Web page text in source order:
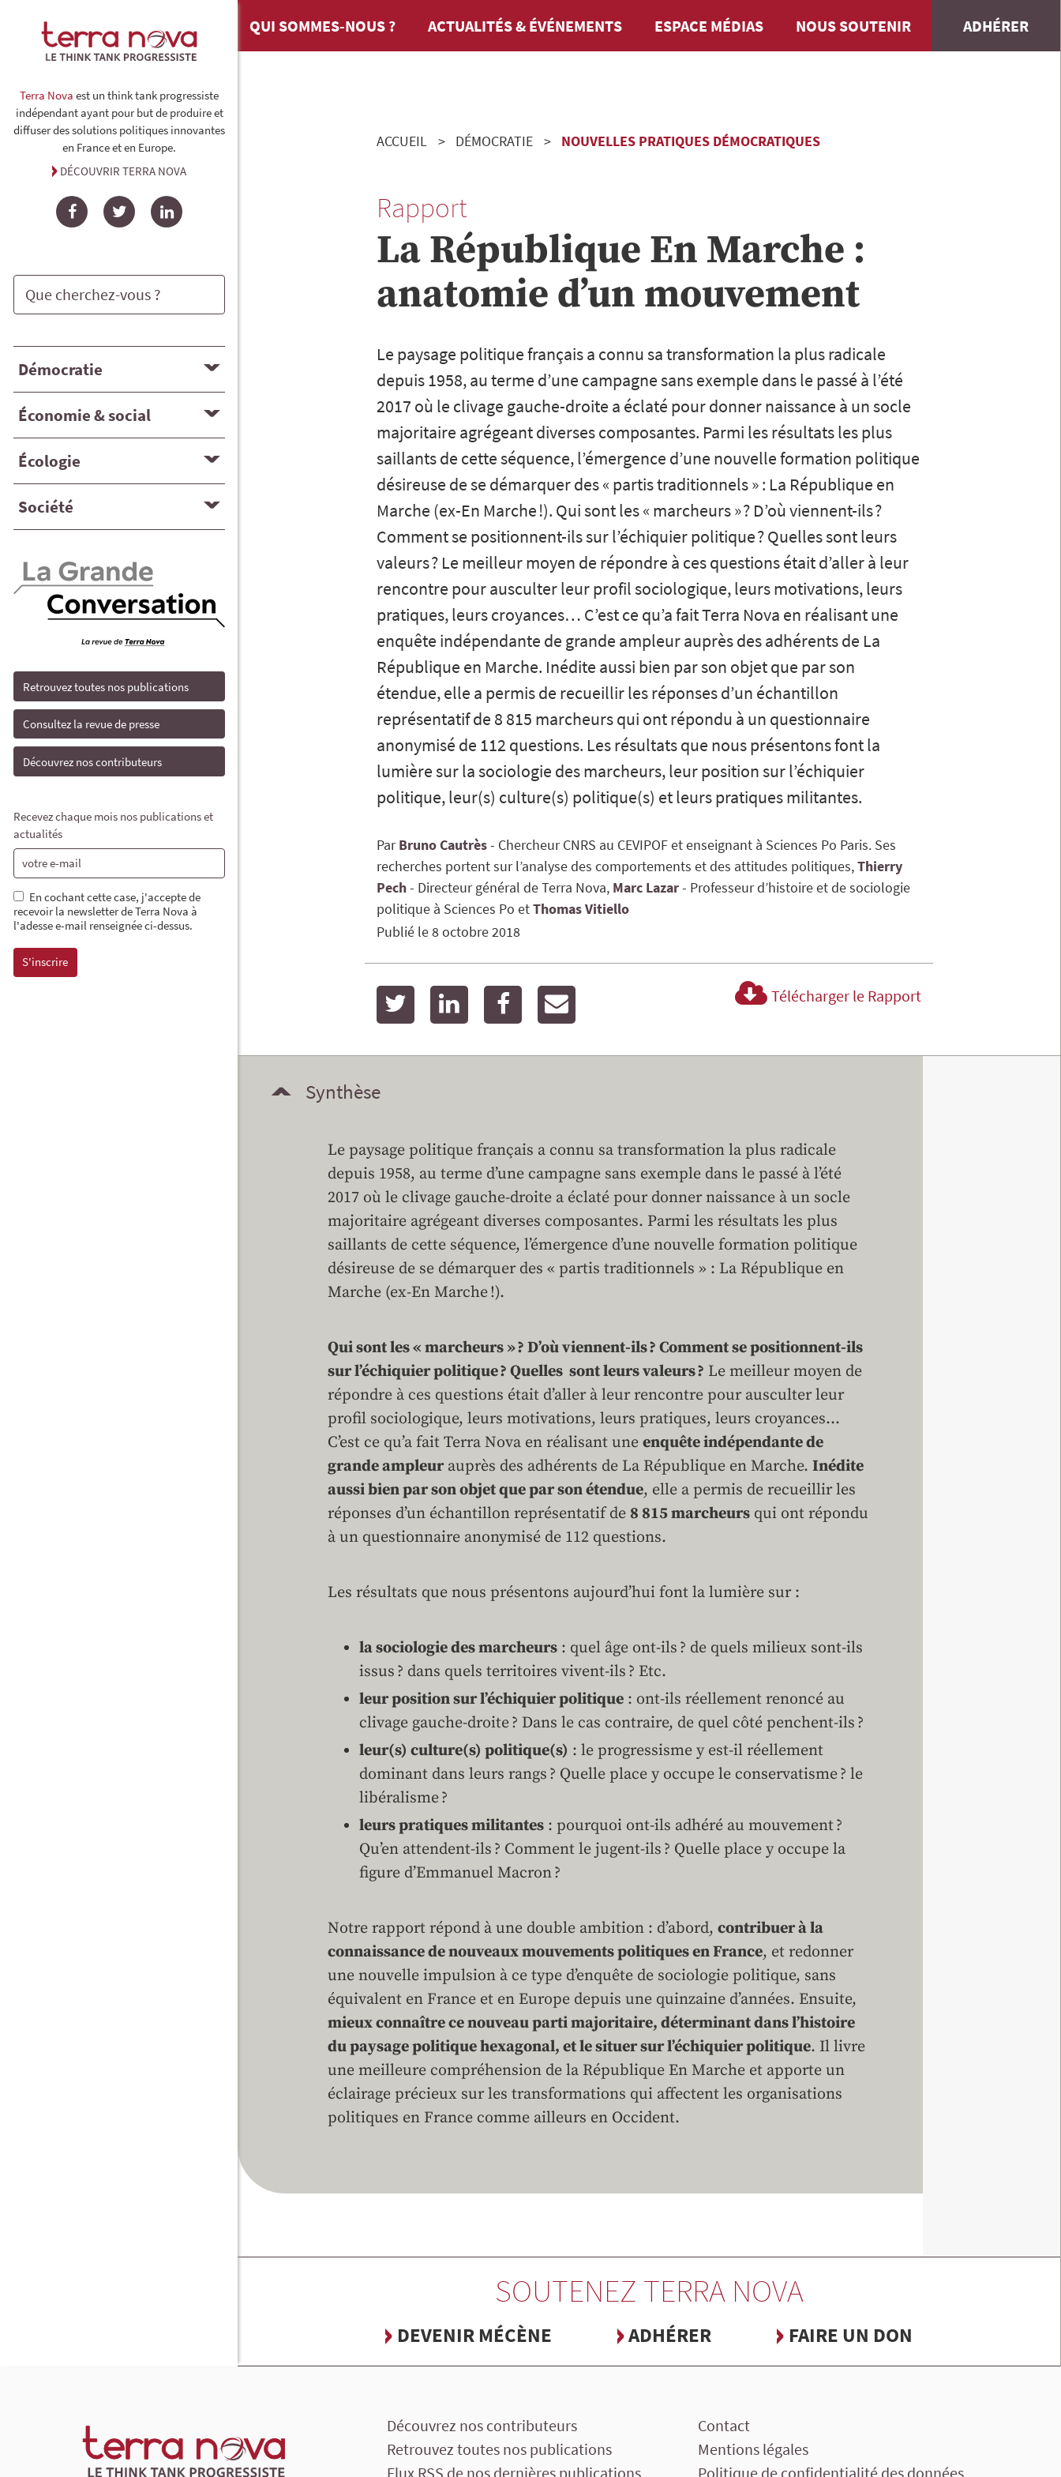
Terra Nova est un think tank progressiste
indépendant ayant pour but de produire et
diffuser des solutions politiques innovantes
en France et en Europe.
DÉCOUVRIR TERRA NOVA
FacebookTwitterLinkedIn
Démocratie
Économie & social
Écologie
Société
Retrouvez toutes nos publications
Consultez la revue de presse
Découvrez nos contributeurs
Recevez chaque mois nos publications et
actualités
En cochant cette case, j'accepte de
recevoir la newsletter de Terra Nova à
l'adesse e-mail renseignée ci-dessus.
QUI SOMMES-NOUS ? ACTUALITÉS & ÉVÉNEMENTS ESPACE MÉDIAS NOUS SOUTENIR ADHÉRER
ACCUEIL DÉMOCRATIE NOUVELLES PRATIQUES DÉMOCRATIQUES
Rapport
La République En Marche :
anatomie d’un mouvement
Le paysage politique français a connu sa transformation la plus radicale
depuis 1958, au terme d’une campagne sans exemple dans le passé à l’été
2017 où le clivage gauche-droite a éclaté pour donner naissance à un socle
majoritaire agrégeant diverses composantes. Parmi les résultats les plus
saillants de cette séquence, l’émergence d’une nouvelle formation politique
désireuse de se démarquer des « partis traditionnels » : La République en
Marche (ex-En Marche !). Qui sont les « marcheurs » ? D’où viennent-ils ?
Comment se positionnent-ils sur l’échiquier politique ? Quelles sont leurs
valeurs ? Le meilleur moyen de répondre à ces questions était d’aller à leur
rencontre pour ausculter leur profil sociologique, leurs motivations, leurs
pratiques, leurs croyances… C’est ce qu’a fait Terra Nova en réalisant une
enquête indépendante de grande ampleur auprès des adhérents de La
République en Marche. Inédite aussi bien par son objet que par son
étendue, elle a permis de recueillir les réponses d’un échantillon
représentatif de 8 815 marcheurs qui ont répondu à un questionnaire
anonymisé de 112 questions. Les résultats que nous présentons font la
lumière sur la sociologie des marcheurs, leur position sur l’échiquier
politique, leur(s) culture(s) politique(s) et leurs pratiques militantes.
Par BrunoCautrès
Chercheur CNRS au CEVIPOF et enseignant à Sciences Po Paris. Ses
recherches portent sur l’analyse des comportements et des attitudes politiques Thierry
Pech
Directeur général de Terra Nova Marc Lazar
Professeur d’histoire et de sociologie
politique à Sciences Po
ThomasVitiello
Publié le8 octobre 2018
twitter linkedin facebook Télécharger le Rapport
Synthèse
Le paysage politique français a connu sa transformation la plus radicale
depuis 1958, au terme d’une campagne sans exemple dans le passé à l’été
2017 où le clivage gauche-droite a éclaté pour donner naissance à un socle
majoritaire agrégeant diverses composantes. Parmi les résultats les plus
saillants de cette séquence, l’émergence d’une nouvelle formation politique
désireuse de se démarquer des « partis traditionnels » : La République en
Marche (ex-En Marche !).
Qui sont les « marcheurs » ? D’où viennent-ils ? Comment se positionnent-ils
sur l’échiquier politique ? Quelles sont leurs valeurs ? Le meilleur moyen de
répondre à ces questions était d’aller à leur rencontre pour ausculter leur
profil sociologique, leurs motivations, leurs pratiques, leurs croyances…
C’est ce qu’a fait Terra Nova en réalisant uneenquête indépendante de
grande ampleurauprès des adhérents de La République en Marche.Inédite
aussi bien par son objet que par son étendue, elle a permis de recueillir les
réponses d’un échantillon représentatif de 8 815 marcheurs qui ont répondu
à un questionnaire anonymisé de 112 questions.
Les résultats que nous présentons aujourd’hui font la lumière sur :
la sociologie des marcheurs : quel âge ont-ils ? de quels milieux sont-ils
issus ? dans quels territoires vivent-ils ? Etc.
leur position sur l’échiquier politique : ont-ils réellement renoncé au
clivage gauche-droite ? Dans le cas contraire, de quel côté penchent-ils ?
leur(s) culture(s) politique(s) : le progressisme y est-il réellement
dominant dans leurs rangs ? Quelle place y occupe le conservatisme ? le
libéralisme ?
leurs pratiques militantes : pourquoi ont-ils adhéré au mouvement ?
Qu’en attendent-ils ? Comment le jugent-ils ? Quelle place y occupe la
figure d’Emmanuel Macron ?
Notre rapport répond à une double ambition : d’abord,contribuer à la
connaissance de nouveaux mouvements politiques en France, et redonner
une nouvelle impulsion à ce type d’enquête de sociologie politique, sans
équivalent en France et en Europe depuis une quinzaine d’années. Ensuite,
mieux connaître ce nouveau parti majoritaire, déterminant dans l’histoire
du paysage politique hexagonal, et le situer sur l’échiquier politique. Il livre
une meilleure compréhension de la République En Marche et apporte un
éclairage précieux sur les transformations qui affectent les organisations
politiques en France comme ailleurs en Occident.
SOUTENEZ TERRA NOVA
DEVENIR MÉCÈNE ADHÉRER FAIRE UN DON
Découvrez nos contributeurs
Retrouvez toutes nos publications
Flux RSS de nos dernières publications
Contact
Mentions légales
Politique de confidentialité des données